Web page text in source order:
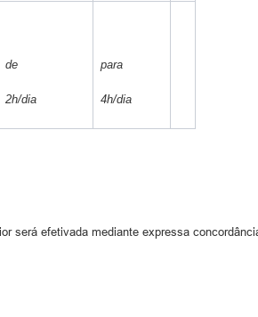
de
2h/dia
para
4h/dia
será efetivada mediante expressa